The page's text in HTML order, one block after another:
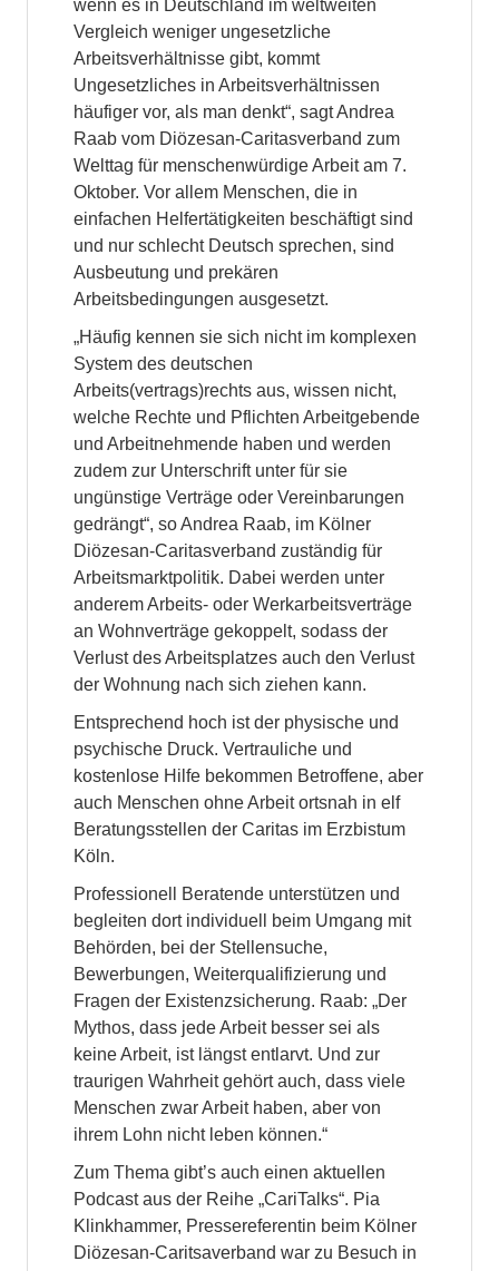
wenn es in Deutschland im weltweiten
Vergleich weniger ungesetzliche
Arbeitsverhältnisse gibt, kommt
Ungesetzliches in Arbeitsverhältnissen
häufiger vor, als man denkt“, sagt Andrea
Raab vom Diözesan-Caritasverband zum
Welttag für menschenwürdige Arbeit am 7.
Oktober. Vor allem Menschen, die in
einfachen Helfertätigkeiten beschäftigt sind
und nur schlecht Deutsch sprechen, sind
Ausbeutung und prekären
Arbeitsbedingungen ausgesetzt.
„Häufig kennen sie sich nicht im komplexen
System des deutschen
Arbeits(vertrags)rechts aus, wissen nicht,
welche Rechte und Pflichten Arbeitgebende
und Arbeitnehmende haben und werden
zudem zur Unterschrift unter für sie
ungünstige Verträge oder Vereinbarungen
gedrängt“, so Andrea Raab, im Kölner
Diözesan-Caritasverband zuständig für
Arbeitsmarktpolitik. Dabei werden unter
anderem Arbeits- oder Werkarbeitsverträge
an Wohnverträge gekoppelt, sodass der
Verlust des Arbeitsplatzes auch den Verlust
der Wohnung nach sich ziehen kann.
Entsprechend hoch ist der physische und
psychische Druck. Vertrauliche und
kostenlose Hilfe bekommen Betroffene, aber
auch Menschen ohne Arbeit ortsnah in elf
Beratungsstellen der Caritas im Erzbistum
Köln.
Professionell Beratende unterstützen und
begleiten dort individuell beim Umgang mit
Behörden, bei der Stellensuche,
Bewerbungen, Weiterqualifizierung und
Fragen der Existenzsicherung. Raab: „Der
Mythos, dass jede Arbeit besser sei als
keine Arbeit, ist längst entlarvt. Und zur
traurigen Wahrheit gehört auch, dass viele
Menschen zwar Arbeit haben, aber von
ihrem Lohn nicht leben können.“
Zum Thema gibt’s auch einen aktuellen
Podcast aus der Reihe „CariTalks“. Pia
Klinkhammer, Pressereferentin beim Kölner
Diözesan-Caritsaverband war zu Besuch in